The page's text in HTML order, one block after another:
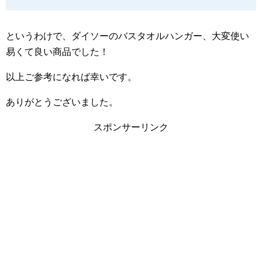
というわけで、ダイソーのバスタオルハンガー、大変使い
易くて良い商品でした！
以上ご参考になれば幸いです。
ありがとうございました。
スポンサーリンク